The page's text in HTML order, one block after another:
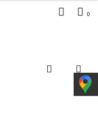
Dodaj zgłoszenie
0